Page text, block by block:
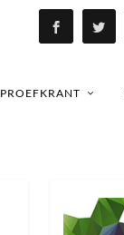
PROEFKRANT